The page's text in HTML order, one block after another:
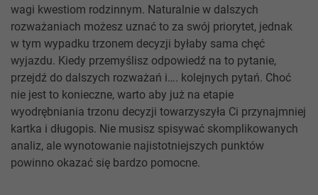
wagi kwestiom rodzinnym. Naturalnie w dalszych
rozważaniach możesz uznać to za swój priorytet, jednak
w tym wypadku trzonem decyzji byłaby sama chęć
wyjazdu. Kiedy przemyślisz odpowiedź na to pytanie,
przejdź do dalszych rozważań i…. kolejnych pytań. Choć
nie jest to konieczne, warto aby już na etapie
wyodrębniania trzonu decyzji towarzyszyła Ci przynajmniej
kartka i długopis. Nie musisz spisywać skomplikowanych
analiz, ale wynotowanie najistotniejszych punktów
powinno okazać się bardzo pomocne.